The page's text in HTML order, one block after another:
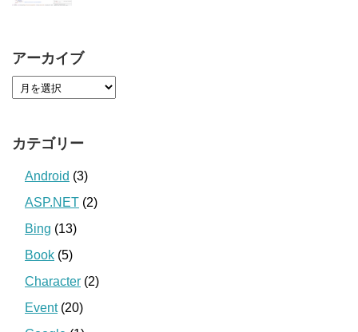
アーカイブ
カテゴリー
Android (3)
ASP.NET (2)
Bing (13)
Book (5)
Character (2)
Event(20)